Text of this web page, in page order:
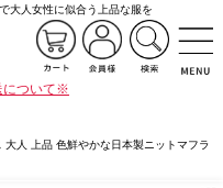
大人女性に似合う上品な服を
について※
大人 上品 色鮮やかな日本製ニットマフラ